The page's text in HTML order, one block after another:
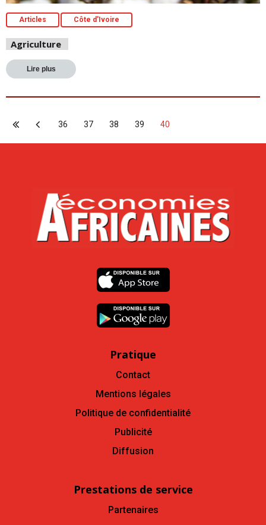
Articles Côte d'Ivoire
Agriculture
Lire plus
36 37 38 39 40
Pratique
Contact
Mentions légales
Politique de confidentialité
Publicité
Diffusion
Prestations de service
Partenaires